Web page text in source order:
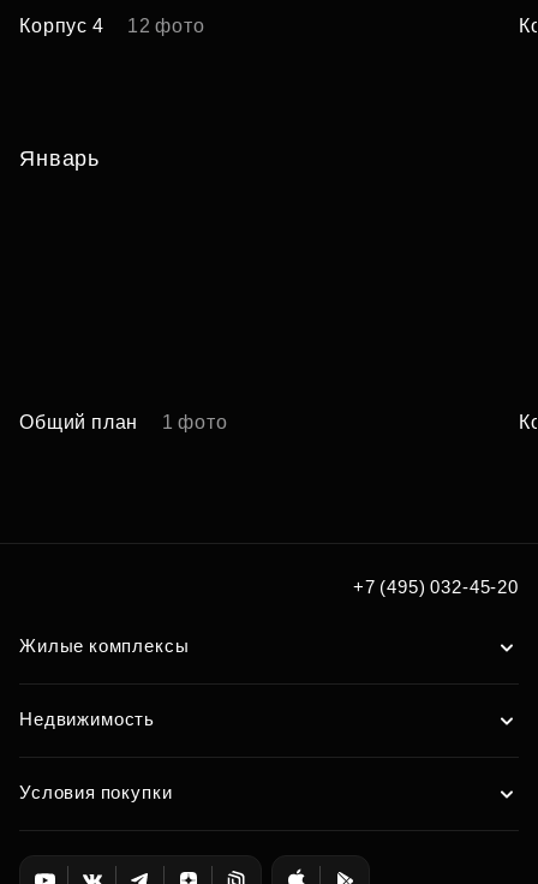
Корпус 4 12 фото
Январь
Общий план 1 фото
+7 (495) 032-45-20
Жилые комплексы
Недвижимость
Условия покупки